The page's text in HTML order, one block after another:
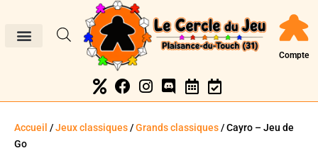
Compte
Accueil /Jeux classiques/Grands classiques/ Cayro – Jeu de
Go